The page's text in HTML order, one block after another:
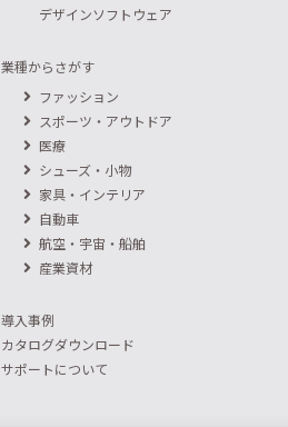
デザインソフトウェア
業種からさがす
ファッション
スポーツ・アウトドア
医療
シューズ・小物
家具・インテリア
自動車
航空・宇宙・船舶
産業資材
導入事例
カタログダウンロード
サポートについて